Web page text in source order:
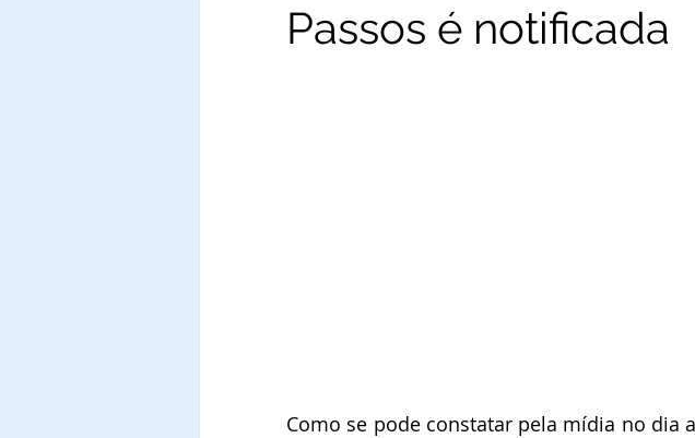
Passos é notificada
Como se pode constatar pela mídia no dia